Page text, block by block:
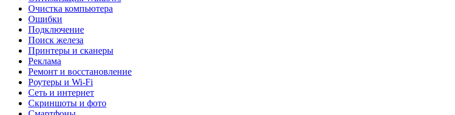
Очистка компьютера
Ошибки
Подключение
Поиск железа
Принтеры и сканеры
Реклама
Ремонт и восстановление
Роутеры и Wi-Fi
Сеть и интернет
Скриншоты и фото